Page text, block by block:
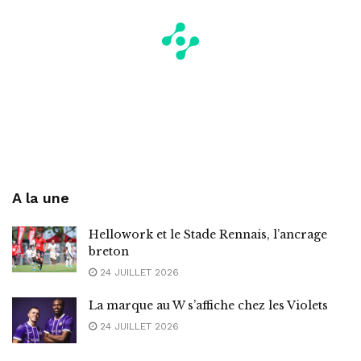
A la une
Hellowork et le Stade Rennais, l’ancrage
breton
24 JUILLET 2026
La marque au W s’affiche chez les Violets
24 JUILLET 2026